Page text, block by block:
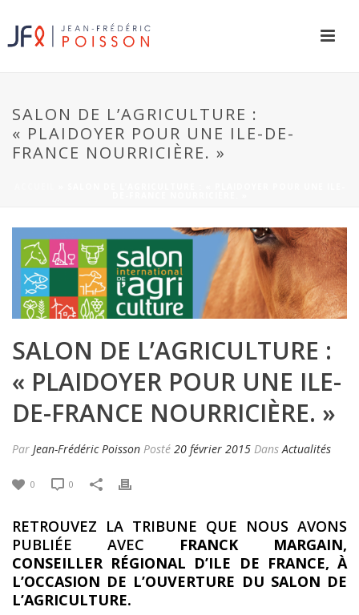
SALON DE L’AGRICULTURE :
« PLAIDOYER POUR UNE ILE-DE-
FRANCE NOURRICIÈRE. »
SALON DE L’AGRICULTURE :
« PLAIDOYER POUR UNE ILE-
DE-FRANCE NOURRICIÈRE. »
Par Jean-Frédéric Poisson Posté 20 février 2015 DansActualités
0 0
RETROUVEZ LA TRIBUNE QUE NOUS AVONS
PUBLIÉE AVEC FRANCK MARGAIN,
CONSEILLER RÉGIONAL D’ILE DE FRANCE, À
L’OCCASION DE L’OUVERTURE DU SALON DE
L’AGRICULTURE.